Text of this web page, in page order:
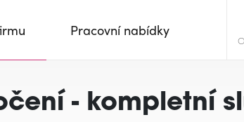
Pracovní nabídky
- kompletní